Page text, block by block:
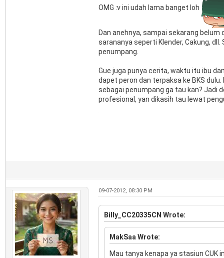
OMG :v ini udah lama banget loh
Dan anehnya, sampai sekarang belum
sarananya seperti Klender, Cakung,
penumpang.
Gue juga punya cerita, waktu itu ibu
dapet peron dan terpaksa ke BKS
sebagai penumpang ga tau kan? Jadi
profesional, yan dikasih tau lewat
09-07-2012, 08:30 PM
Billy_CC20335CN Wrote:
MakSaa Wrote:
Mau tanya kenapa ya stasiun CUK